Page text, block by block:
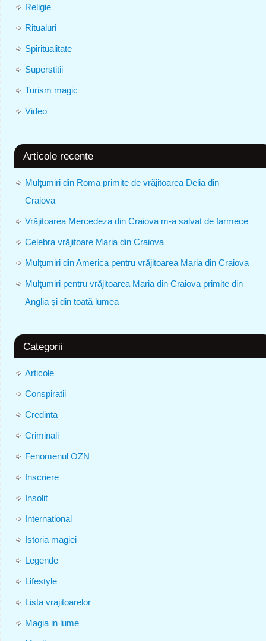
Religie
Ritualuri
Spiritualitate
Superstitii
Turism magic
Video
Articole recente
Mulţumiri din Roma primite de vrăjitoarea Delia din
Craiova
Vrăjitoarea Mercedeza din Craiova m-a salvat de farmece
Celebra vrăjitoare Maria din Craiova
Mulţumiri din America pentru vrăjitoarea Maria din Craiova
Mulţumiri pentru vrăjitoarea Maria din Craiova primite din
Anglia și din toată lumea
Categorii
Articole
Conspiratii
Credinta
Criminali
Fenomenul OZN
Inscriere
Insolit
International
Istoria magiei
Legende
Lifestyle
Lista vrajitoarelor
Magia in lume